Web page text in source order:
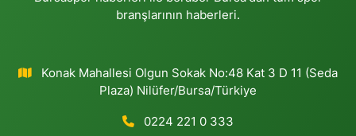
branşlarının haberleri.
Konak Mahallesi Olgun Sokak No:48 Kat 3 D 11 (Seda
Plaza) Nilüfer/Bursa/Türkiye
0224 221 0 333